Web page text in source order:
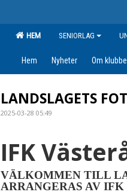
HEM SENIORLAG
Hem Nyheter Om
LANDSLAGETS
2025-03-28 05:49
IFK
VÄLKOMMEN TILL
ARRANGERAS AV